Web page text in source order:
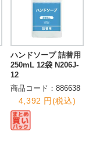
ハンドソープ 詰替用
250mL 12袋 N206J-
12
商品コード：886638
4,392 円(税込)